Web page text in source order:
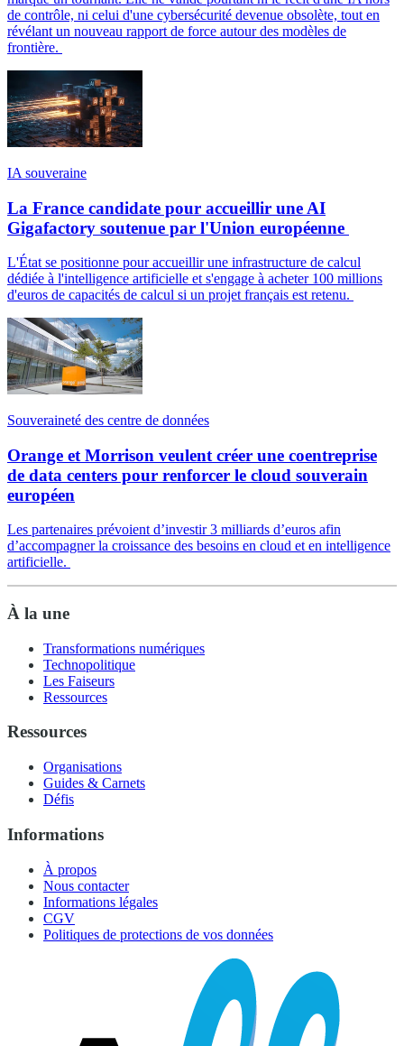
de contrôle, ni celui d'une cybersécurité devenue obsolète, tout en
révélant un nouveau rapport de force autour des modèles de
frontière.
IA souveraine
La France candidate pour accueillir une AI
Gigafactory soutenue par l'Union européenne
L'État se positionne pour accueillir une infrastructure de calcul
dédiée à l'intelligence artificielle et s'engage à acheter 100 millions
d'euros de capacités de calcul si un projet français est retenu.
Souveraineté des centre de données
Orange et Morrison veulent créer une coentreprise
de data centers pour renforcer le cloud souverain
européen
Les partenaires prévoient d’investir 3 milliards d’euros afin
d’accompagner la croissance des besoins en cloud et en intelligence
artificielle.
À la une
Transformations numériques
Technopolitique
Les Faiseurs
Ressources
Ressources
Organisations
Guides & Carnets
Défis
Informations
À propos
Nous contacter
Informations légales
CGV
Politiques de protections de vos données